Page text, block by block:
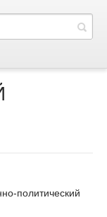
политический